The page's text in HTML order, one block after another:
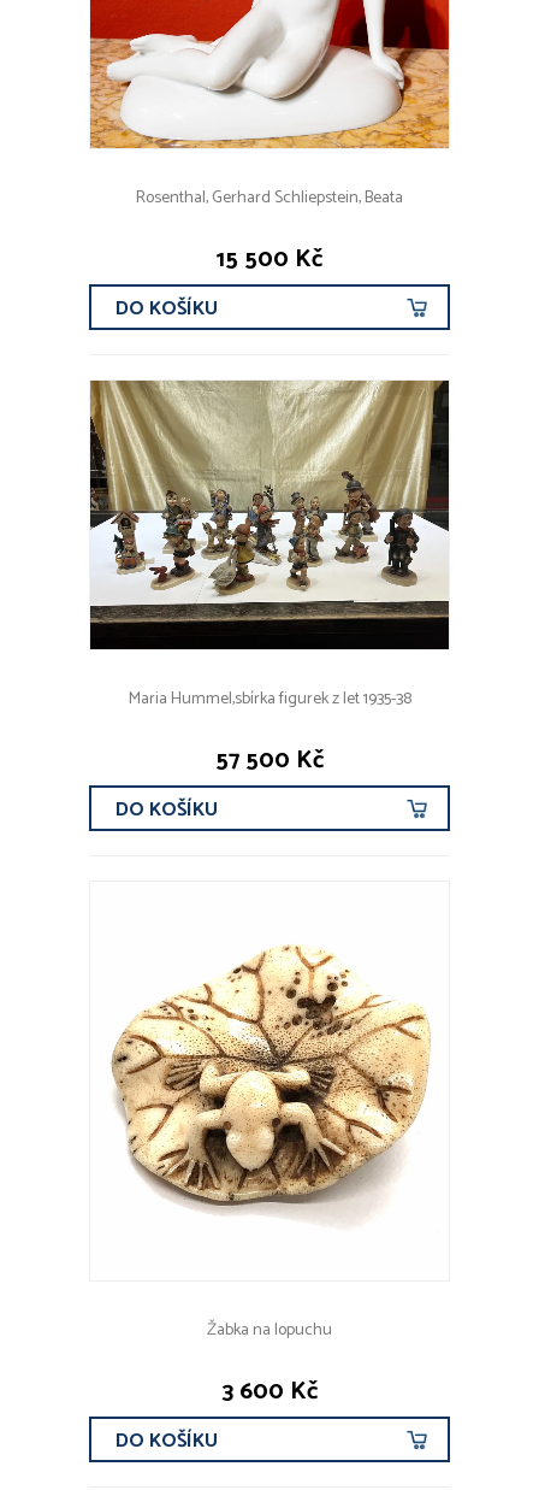
Rosenthal, Gerhard Schliepstein, Beata
15 500 Kč
DO KOŠÍKU
Maria Hummel,sbírka figurek z let 1935-38
57 500 Kč
DO KOŠÍKU
Žabka na lopuchu
3 600 Kč
DO KOŠÍKU